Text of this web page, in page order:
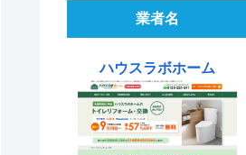
業者名
ハウスラボホーム